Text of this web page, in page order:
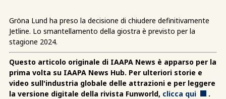
Gröna Lund ha preso la decisione di chiudere definitivamente
Jetline. Lo smantellamento della giostra è previsto per la
stagione 2024.
Questo articolo originale di IAAPA News è apparso per la
prima volta su IAAPA News Hub. Per ulteriori storie e
video sull'industria globale delle attrazioni e per leggere
la versione digitale della rivista Funworld, clicca qui .